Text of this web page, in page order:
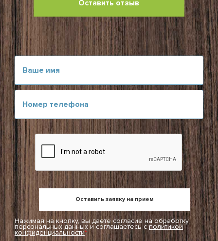
Оставить отзыв
Нажимая на кнопку, вы даете согласие на обработку
персональных данных и соглашаетесь cполитикой
конфиденциальности*